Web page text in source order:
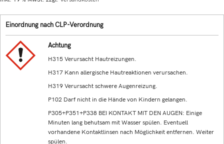
Einordnung nach CLP-Verordnung
Achtung
H315 Verursacht Hautreizungen.
H317 Kann allergische Hautreaktionen verursachen.
H319 Verursacht schwere Augenreizung.
P102 Darf nicht in die Hände von Kindern gelangen.
P305+P351+P338 BEI KONTAKT MIT DEN AUGEN: Einige
Minuten lang behutsam mit Wasser spülen. Eventuell
vorhandene Kontaktlinsen nach Möglichkeit entfernen. Weiter
spülen.